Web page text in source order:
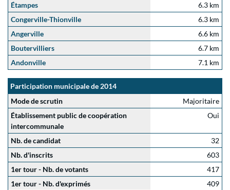
Étampes
6.3 km
Congerville-Thionville
6.3 km
Angerville
6.6 km
Boutervilliers
6.7 km
Andonville
7.1 km
Participation municipale de 2014
Mode de scrutin
Majoritaire
Établissement public de coopération
intercommunale
Oui
Nb. de candidat
32
Nb. d'inscrits
603
1er tour - Nb. de votants
417
1er tour - Nb. d'exprimés
409